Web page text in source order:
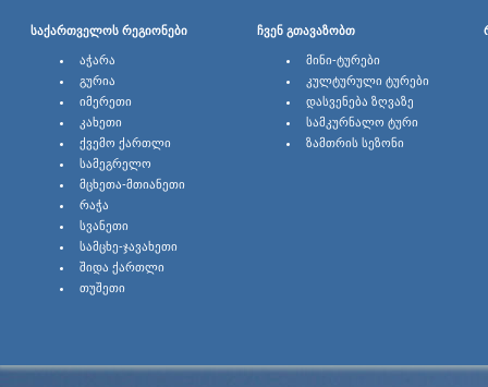
ᲡᲐᲥᲐᲠᲗᲕᲔᲚᲝᲡ ᲠᲔᲒᲘᲝᲜᲔᲑᲘ ᲩᲕᲔᲜ ᲒᲗᲐᲕᲐᲖᲝᲑᲗ
ᲐᲭᲐᲠᲐ
ᲒᲣᲠᲘᲐ
ᲘᲛᲔᲠᲔᲗᲘ
ᲙᲐᲮᲔᲗᲘ
ᲥᲕᲔᲛᲝ ᲥᲐᲠᲗᲚᲘ
ᲡᲐᲛᲔᲒᲠᲔᲚᲝ
ᲛᲪᲮᲔᲗᲐ-ᲛᲗᲘᲐᲜᲔᲗᲘ
ᲠᲐᲭᲐ
ᲡᲕᲐᲜᲔᲗᲘ
ᲡᲐᲛᲪᲮᲔ-ᲯᲐᲕᲐᲮᲔᲗᲘ
ᲨᲘᲓᲐ ᲥᲐᲠᲗᲚᲘ
ᲗᲣᲨᲔᲗᲘ
ᲛᲘᲜᲘ-ᲢᲣᲠᲔᲑᲘ
ᲙᲣᲚᲢᲣᲠᲣᲚᲘ ᲢᲣᲠᲔᲑᲘ
ᲓᲐᲡᲕᲔᲜᲔᲑᲐ ᲖᲦᲕᲐᲖᲔ
ᲡᲐᲛᲙᲣᲠᲜᲐᲚᲝ ᲢᲣᲠᲘ
ᲖᲐᲛᲗᲠᲘᲡ ᲡᲔᲖᲝᲜᲘ